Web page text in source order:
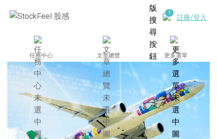
註冊/登入
任務中心 文章總覽 更多選單